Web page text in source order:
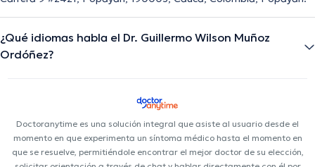
¿Qué idiomas habla el Dr. Guillermo Wilson Muñoz
Ordóñez?
Doctoranytime es una solución integral que asiste al usuario desde el
momento en que experimenta un síntoma médico hasta el momento en
que se resuelve, permitiéndole encontrar el mejor doctor de su elección,